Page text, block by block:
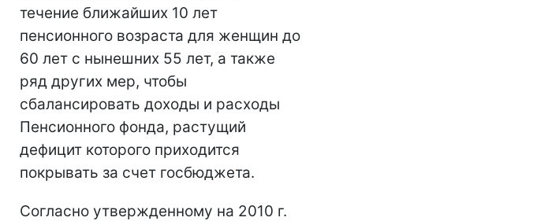
течение ближайших 10 лет
пенсионного возраста для женщин до
60 лет с нынешних 55 лет, а также
ряд других мер, чтобы
сбалансировать доходы и расходы
Пенсионного фонда, растущий
дефицит которого приходится
покрывать за счет госбюджета.
Согласно утвержденному на 2010 г.